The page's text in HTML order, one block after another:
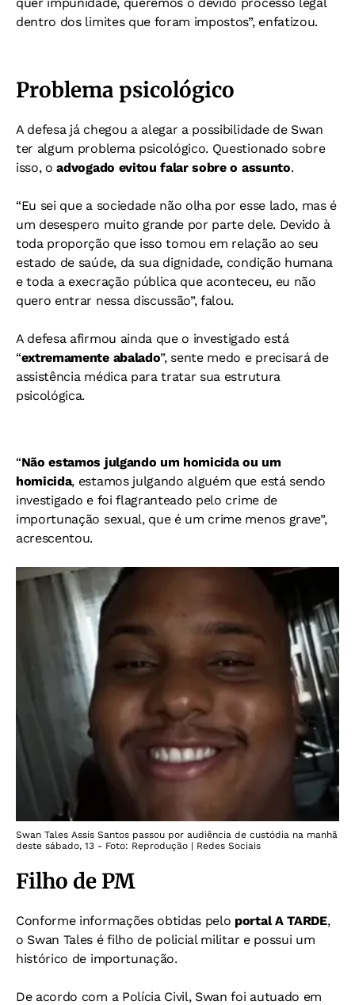
dentro dos limites que foram impostos”, enfatizou.
Problema psicológico
A defesa já chegou a alegar a possibilidade de Swan
ter algum problema psicológico. Questionado sobre
isso, oadvogado evitou falar sobre o assunto.
“Eu sei que a sociedade não olha por esse lado, mas é
um desespero muito grande por parte dele. Devido à
toda proporção que isso tomou em relação ao seu
estado de saúde, da sua dignidade, condição humana
e toda a execração pública que aconteceu, eu não
quero entrar nessa discussão”, falou.
A defesa afirmou ainda que o investigado está
“extremamente abalado”, sente medo e precisará de
assistência médica para tratar sua estrutura
psicológica.
“Não estamos julgando um homicida ou um
homicida, estamos julgando alguém que está sendo
investigado e foi flagranteado pelo crime de
importunação sexual, que é um crime menos grave”,
acrescentou.
Swan Tales Assis Santos passou por audiência de custódia na manhã
deste sábado, 13 - Foto: Reprodução | Redes Sociais
Filho de PM
Conforme informações obtidas pelo portal A TARDE,
o Swan Tales é filho de policial militar e possui um
histórico de importunação.
De acordo com a Polícia Civil, Swan foi autuado em